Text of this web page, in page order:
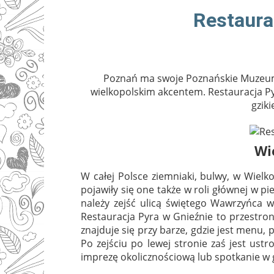
Poznań ma swoje Poznańskie
wielkopolskim akcentem. Restauracja
W całej Polsce ziemniaki, bulwy, w
pojawiły się one także w roli głównej w
należy zejść ulicą świętego Wawrzyńca
Restauracja Pyra w Gnieźnie to
znajduje się przy barze, gdzie jest menu,
Po zejściu po lewej stronie zaś jest
imprezę okolicznościową lub spotkanie